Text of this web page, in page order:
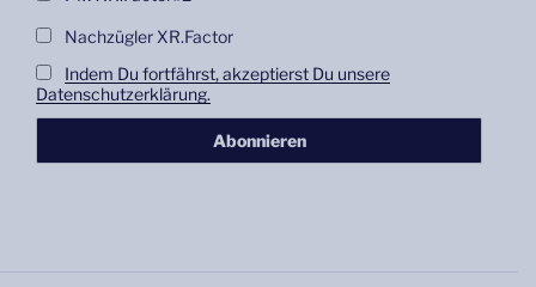
Nachzügler XR.Factor
Indem Du fortfährst, akzeptierst Du unsere
Datenschutzerklärung.